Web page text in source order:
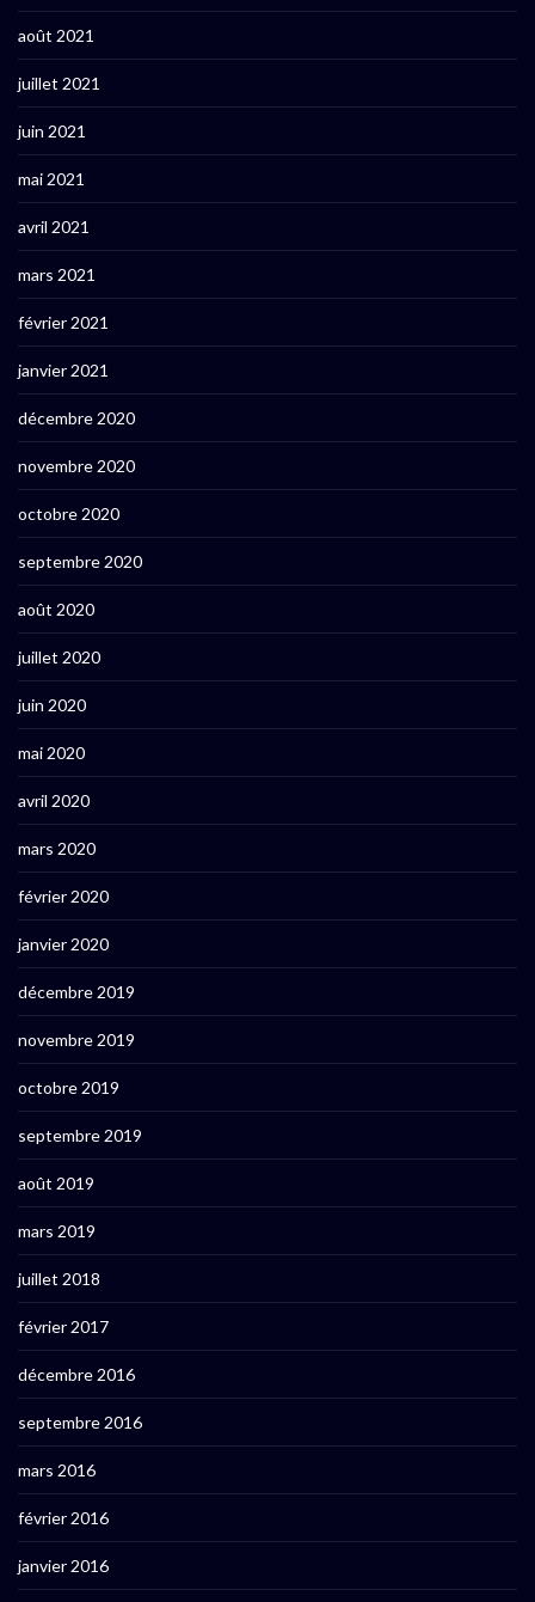
août 2021
juillet 2021
juin 2021
mai 2021
avril 2021
mars 2021
février 2021
janvier 2021
décembre 2020
novembre 2020
octobre 2020
septembre 2020
août 2020
juillet 2020
juin 2020
mai 2020
avril 2020
mars 2020
février 2020
janvier 2020
décembre 2019
novembre 2019
octobre 2019
septembre 2019
août 2019
mars 2019
juillet 2018
février 2017
décembre 2016
septembre 2016
mars 2016
février 2016
janvier 2016